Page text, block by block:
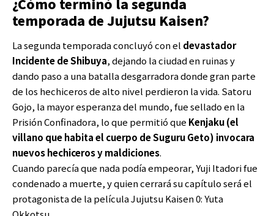
¿Cómo terminó la segunda
temporada de Jujutsu Kaisen?
La segunda temporada concluyó con el devastador
Incidente de Shibuya, dejando la ciudad en ruinas y
dando paso a una batalla desgarradora donde gran parte
de los hechiceros de alto nivel perdieron la vida. Satoru
Gojo, la mayor esperanza del mundo, fue sellado en la
Prisión Confinadora, lo que permitió que Kenjaku (el
villano que habita el cuerpo de Suguru Geto) invocara
nuevos hechiceros y maldiciones.
Cuando parecía que nada podía empeorar, Yuji Itadori fue
condenado a muerte, y quien cerrará su capítulo será el
protagonista de la película Jujutsu Kaisen 0: Yuta